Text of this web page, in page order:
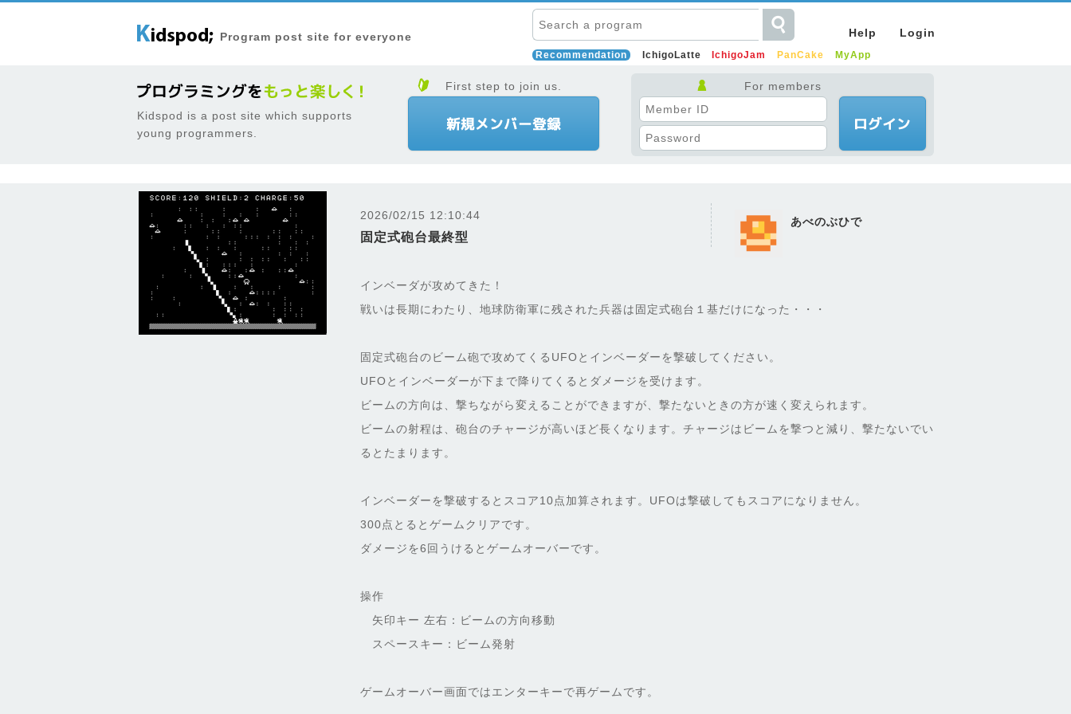
Program post site for everyone Help Login
Recommendation IchigoLatte IchigoJam PanCake MyApp
Kidspod is a post site which supports
young programmers.
First step to join us. For members
2026/02/15 12:10:44
固定式砲台最終型
あべのぶひで
インベーダが攻めてきた！
戦いは長期にわたり、地球防衛軍に残された兵器は固定式砲台１基だけになった・・・
固定式砲台のビーム砲で攻めてくるUFOとインベーダーを撃破してください。
UFOとインベーダーが下まで降りてくるとダメージを受けます。
ビームの方向は、撃ちながら変えることができますが、撃たないときの方が速く変えられます。
ビームの射程は、砲台のチャージが高いほど長くなります。チャージはビームを撃つと減り、撃たないでい
るとたまります。
インベーダーを撃破するとスコア10点加算されます。UFOは撃破してもスコアになりません。
300点とるとゲームクリアです。
ダメージを6回うけるとゲームオーバーです。
操作
矢印キー 左右：ビームの方向移動
スペースキー：ビーム発射
ゲームオーバー画面ではエンターキーで再ゲームです。